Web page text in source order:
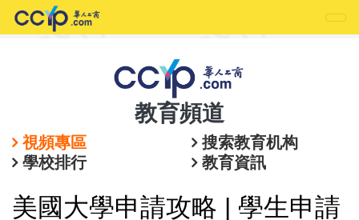
教育頻道
視頻專區
搜索教育机构
學校排行
教育資訊
美國大學申請攻略 | 學生申請